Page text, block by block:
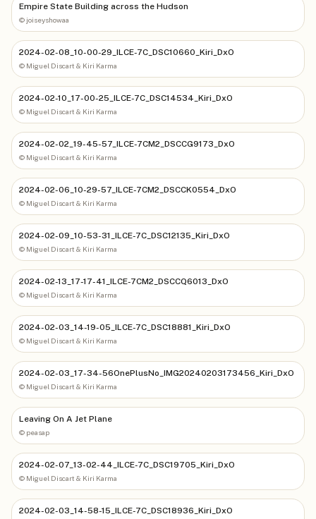
Empire State Building across the Hudson
© joiseyshowaa
2024-02-08_10-00-29_ILCE-7C_DSC10660_Kiri_DxO
© Miguel Discart & Kiri Karma
2024-02-10_17-00-25_ILCE-7C_DSC14534_Kiri_DxO
© Miguel Discart & Kiri Karma
2024-02-02_19-45-57_ILCE-7CM2_DSCCG9173_DxO
© Miguel Discart & Kiri Karma
2024-02-06_10-29-57_ILCE-7CM2_DSCCK0554_DxO
© Miguel Discart & Kiri Karma
2024-02-09_10-53-31_ILCE-7C_DSC12135_Kiri_DxO
© Miguel Discart & Kiri Karma
2024-02-13_17-17-41_ILCE-7CM2_DSCCQ6013_DxO
© Miguel Discart & Kiri Karma
2024-02-03_14-19-05_ILCE-7C_DSC18881_Kiri_DxO
© Miguel Discart & Kiri Karma
2024-02-03_17-34-56OnePlusNo_IMG20240203173456_Kiri_DxO
© Miguel Discart & Kiri Karma
Leaving On A Jet Plane
© peasap
2024-02-07_13-02-44_ILCE-7C_DSC19705_Kiri_DxO
© Miguel Discart & Kiri Karma
2024-02-03_14-58-15_ILCE-7C_DSC18936_Kiri_DxO